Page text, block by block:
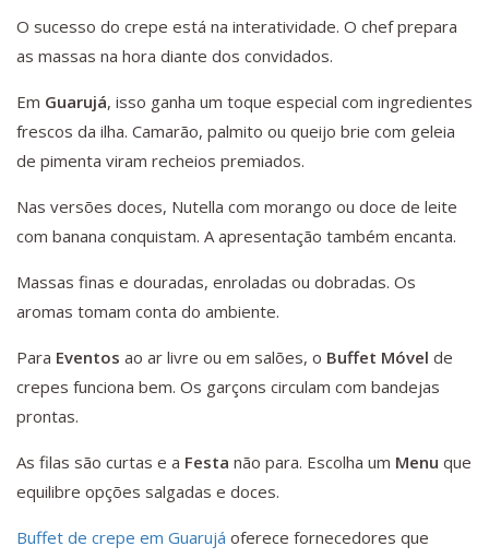
O sucesso do crepe está na interatividade. O chef prepara
as massas na hora diante dos convidados.
Em Guarujá, isso ganha um toque especial com ingredientes
frescos da ilha. Camarão, palmito ou queijo brie com geleia
de pimenta viram recheios premiados.
Nas versões doces, Nutella com morango ou doce de leite
com banana conquistam. A apresentação também encanta.
Massas finas e douradas, enroladas ou dobradas. Os
aromas tomam conta do ambiente.
Para Eventos ao ar livre ou em salões, o Buffet Móvel de
crepes funciona bem. Os garçons circulam com bandejas
prontas.
As filas são curtas e a Festa não para. Escolha um Menu que
equilibre opções salgadas e doces.
Buffet de crepe em Guarujá oferece fornecedores que